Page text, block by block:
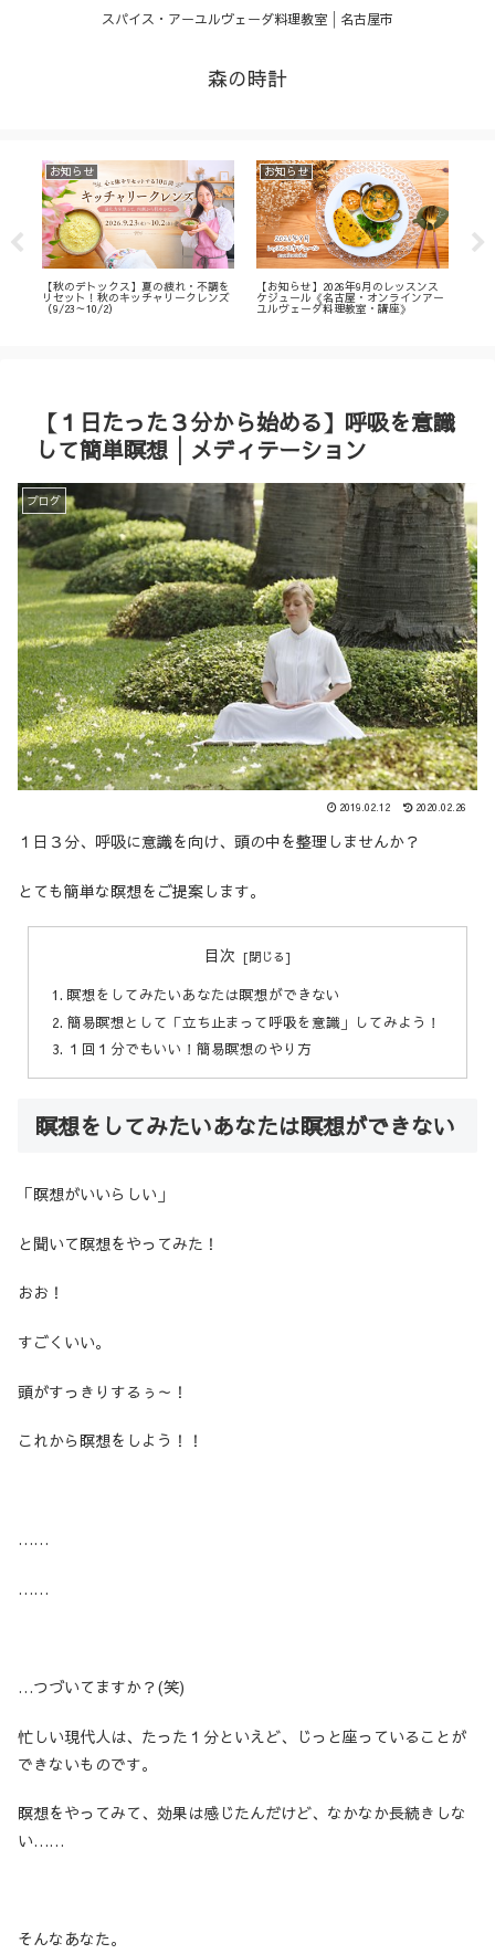
スパイス・アーユルヴェーダ料理教室│名古屋市
森の時計
お知らせ
【秋のデトックス】夏の疲れ・不調を
リセット！秋のキッチャリークレンズ
（9/23～10/2）
お知らせ
【お知らせ】2026年9月のレッスンス
ケジュール《名古屋・オンラインアー
ユルヴェーダ料理教室・講座》
【１日たった３分から始める】呼吸を意識
して簡単瞑想│メディテーション
ブログ
2019.02.12 2020.02.26
１日３分、呼吸に意識を向け、頭の中を整理しませんか？
とても簡単な瞑想をご提案します。
目次
瞑想をしてみたいあなたは瞑想ができない
簡易瞑想として「立ち止まって呼吸を意識」してみよう！
１回１分でもいい！簡易瞑想のやり方
瞑想をしてみたいあなたは瞑想ができない
「瞑想がいいらしい」
と聞いて瞑想をやってみた！
おお！
すごくいい。
頭がすっきりするぅ～！
これから瞑想をしよう！！
……
……
…つづいてますか？(笑)
忙しい現代人は、たった１分といえど、じっと座っていることが
できないものです。
瞑想をやってみて、効果は感じたんだけど、なかなか長続きしな
い……
そんなあなた。